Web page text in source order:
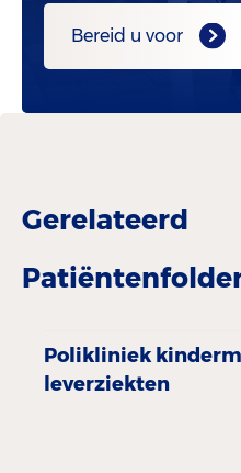
Bereid u voor
Gerelateerd
Polikliniek
leverziekten